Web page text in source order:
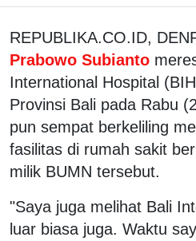
REPUBLIKA.CO.ID,
Prabowo Subianto
International Hospital
Provinsi Bali pada Rabu
pun sempat berkeliling
fasilitas di rumah sakit
milik BUMN tersebut.
"Saya juga melihat Bali
luar biasa juga. Waktu